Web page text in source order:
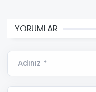
YORUMLAR
Adınız *